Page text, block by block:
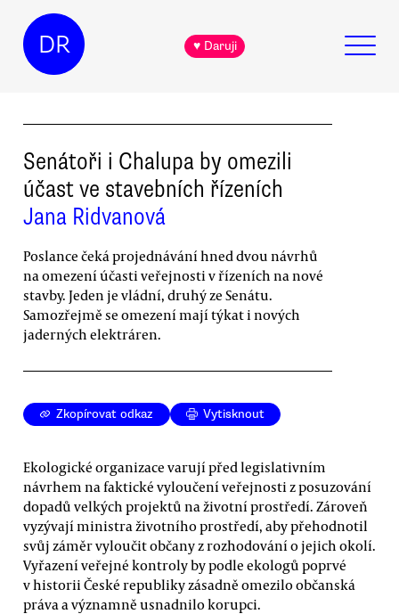
DR ♥ Daruji
Senátoři i Chalupa by omezili
účast ve stavebních řízeních
Jana Ridvanová
Poslance čeká projednávání hned dvou návrhů
na omezení účasti veřejnosti v řízeních na nové
stavby. Jeden je vládní, druhý ze Senátu.
Samozřejmě se omezení mají týkat i nových
jaderných elektráren.
Zkopírovat odkaz Vytisknout
Ekologické organizace varují před legislativním
návrhem na faktické vyloučení veřejnosti z posuzování
dopadů velkých projektů na životní prostředí. Zároveň
vyzývají ministra životního prostředí, aby přehodnotil
svůj záměr vyloučit občany z rozhodování o jejich okolí.
Vyřazení veřejné kontroly by podle ekologů poprvé
v historii České republiky zásadně omezilo občanská
práva a významně usnadnilo korupci.